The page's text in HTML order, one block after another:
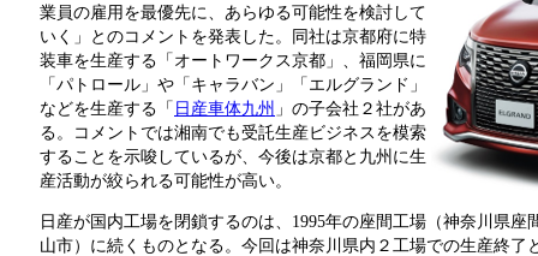
業員の雇用を最優先に、あらゆる可能性を検討して
いく」とのコメントを発表した。同社は京都府に特
装車を生産する「オートワークス京都」、福岡県に
「パトロール」や「キャラバン」「エルグランド」
などを生産する「日産車体九州 」の子会社２社があ
る。コメントでは湘南でも受託生産ビジネスを模索
することを示唆しているが、今後は京都と九州に生
産活動が絞られる可能性が高い。
日産が国内工場を閉鎖するのは、1995年の座間工場（神奈川県座
山市）に続くものとなる。今回は神奈川県内２工場での生産終